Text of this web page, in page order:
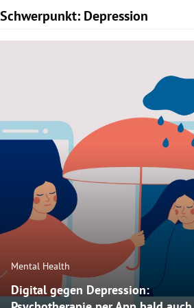
Schwerpunkt: Depression
Slide 1 von 5
Mental Health
Digital gegen Depression: